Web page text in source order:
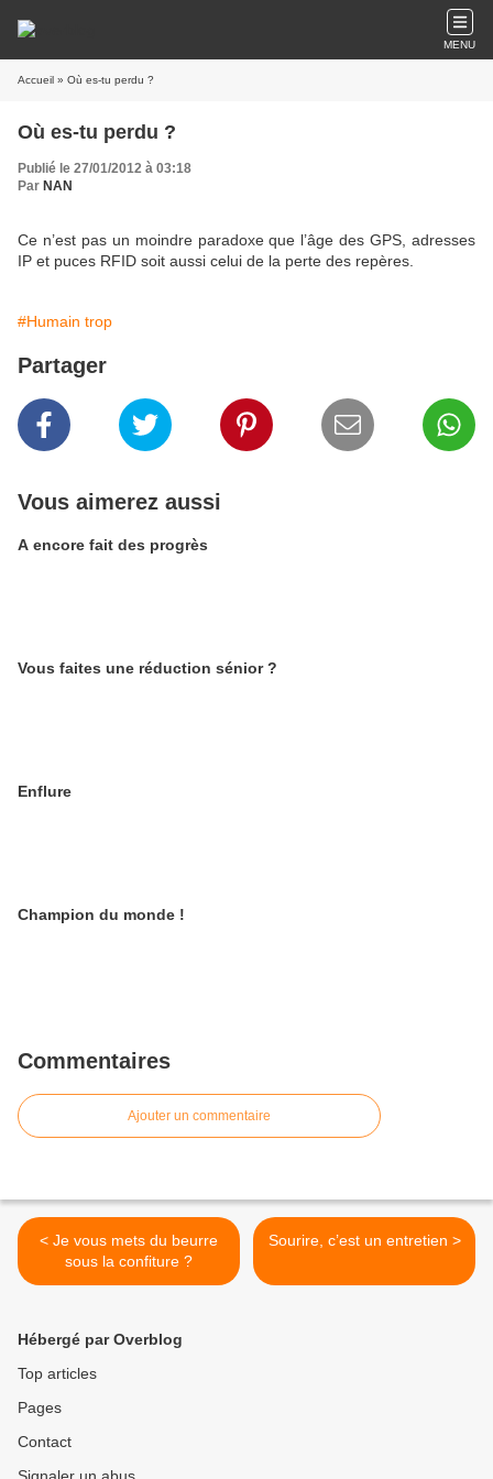
MENU
Accueil » Où es-tu perdu ?
Où es-tu perdu ?
Publié le 27/01/2012 à 03:18
Par NAN
Ce n’est pas un moindre paradoxe que l’âge des GPS, adresses
IP et puces RFID soit aussi celui de la perte des repères.
#Humain trop
Partager
Vous aimerez aussi
A encore fait des progrès
Vous faites une réduction sénior ?
Enflure
Champion du monde !
Commentaires
Ajouter un commentaire
< Je vous mets du beurre
sous la confiture ?
Sourire, c’est un entretien >
Hébergé par Overblog
Top articles
Pages
Contact